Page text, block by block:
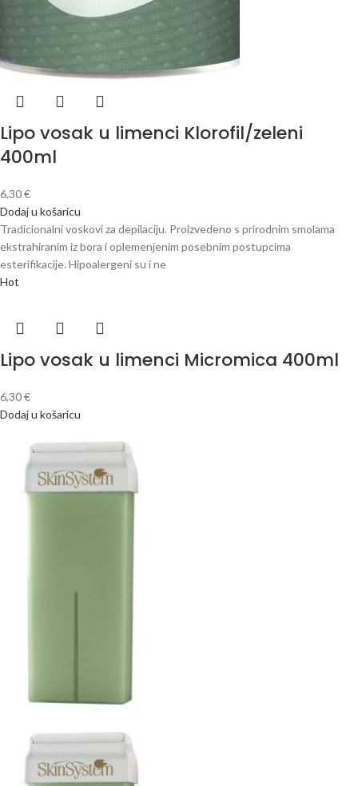
Lipo vosak u limenci Klorofil/zeleni
400ml
6,30€
Dodaj u košaricu
Tradicionalni voskovi za depilaciju. Proizvedeno s prirodnim smolama
ekstrahiranim iz bora i oplemenjenim posebnim postupcima
esterifikacije. Hipoalergeni su i ne
Hot
Lipo vosak u limenci Micromica 400ml
6,30€
Dodaj u košaricu